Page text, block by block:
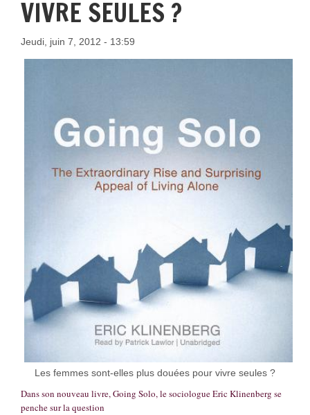
VIVRE SEULES ?
Jeudi, juin 7, 2012 - 13:59
Les femmes sont-elles plus douées pour vivre seules ?
Dans son nouveau livre, Going Solo, le sociologue Eric Klinenberg se
penche sur la question